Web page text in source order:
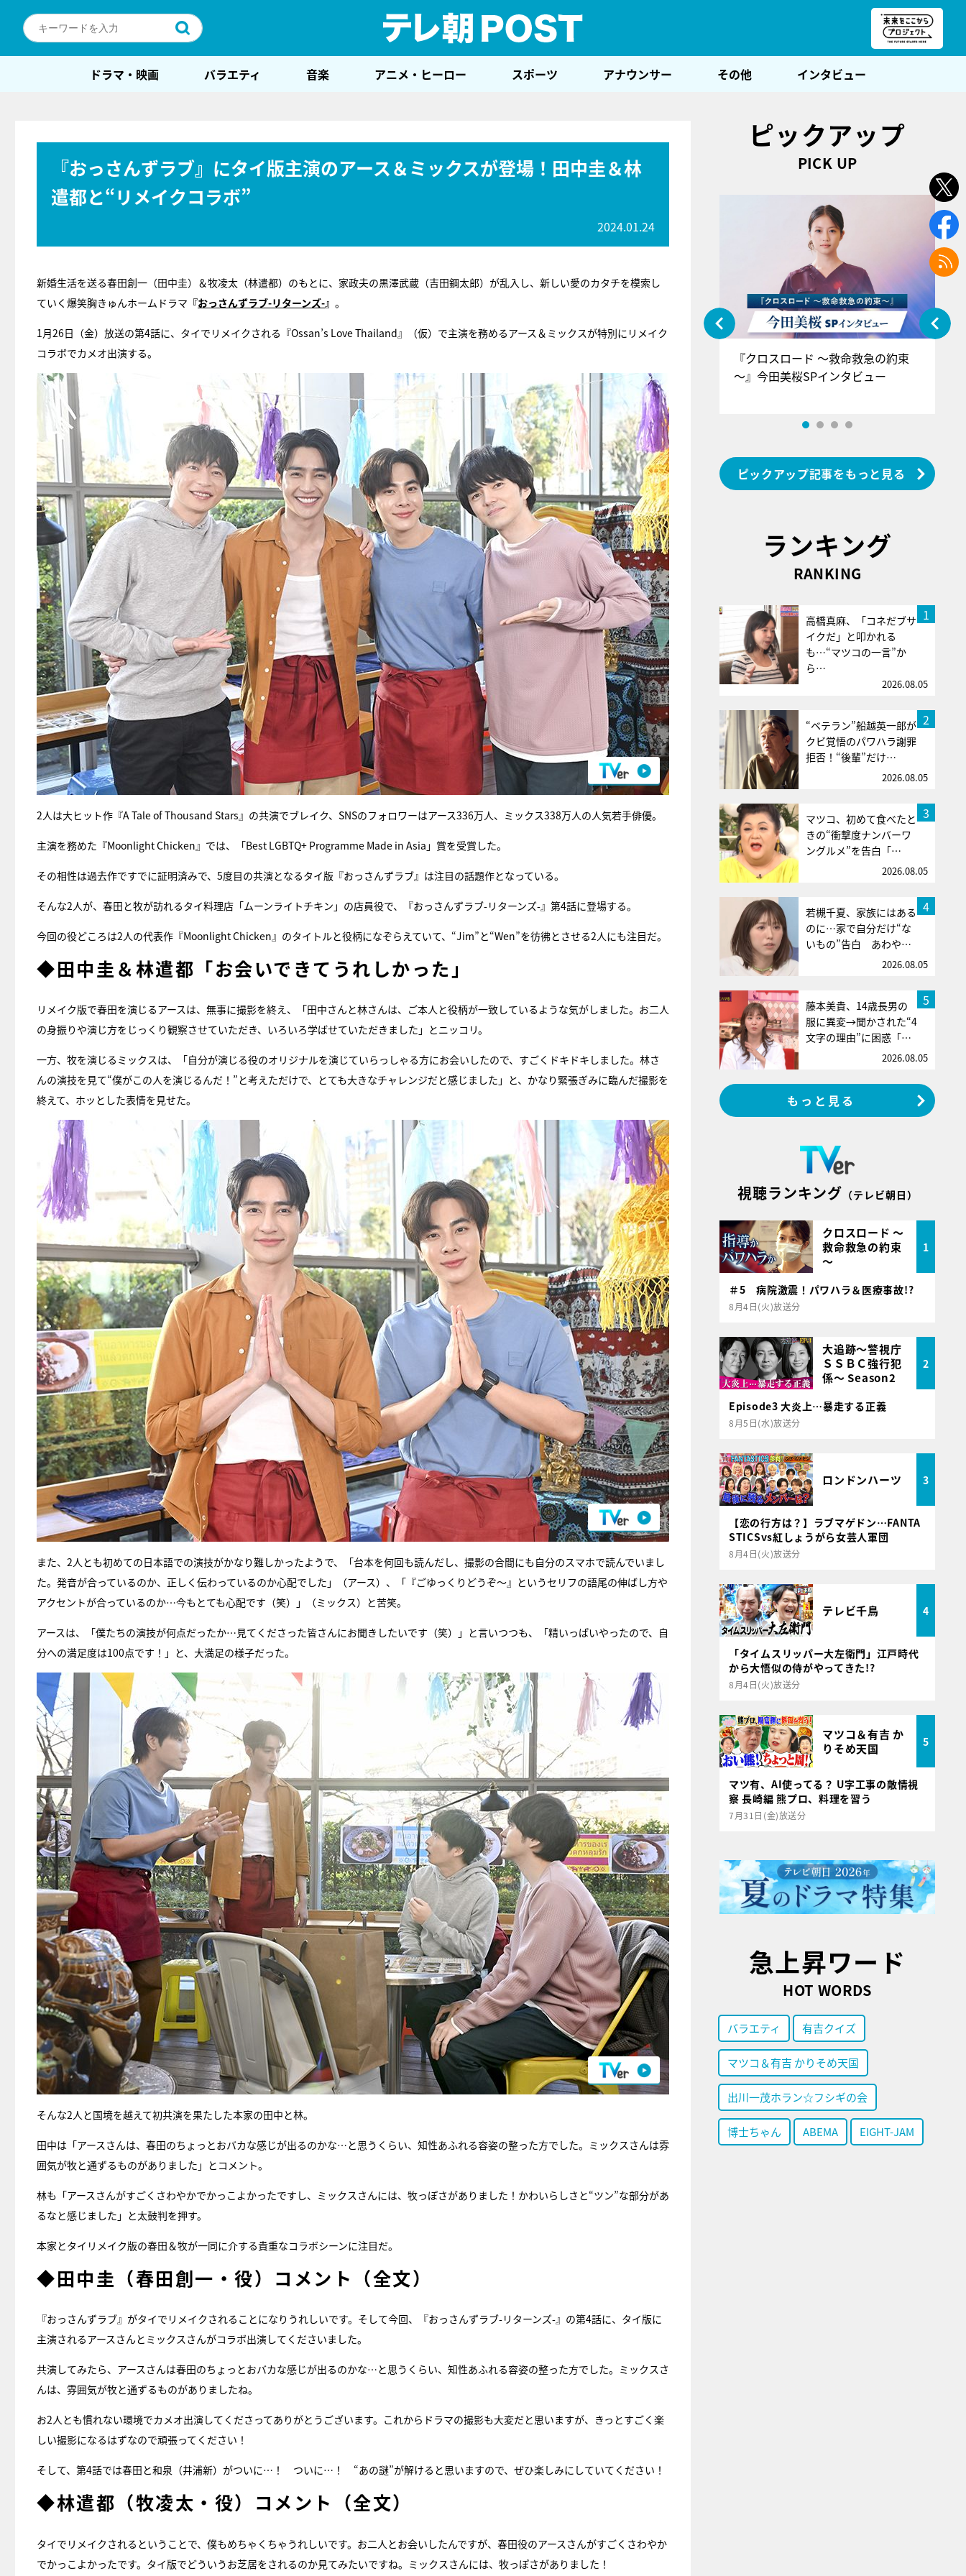
ドラマ・映画 バラエティ 音楽 アニメ・ヒーロー スポーツ アナウンサー その他 インタビュー
『おっさんずラブ』にタイ版主演のアース＆ミックスが登場！田中圭＆林
遣都と“リメイクコラボ”
2024.01.24
新婚生活を送る春田創一（田中圭）＆牧凌太（林遣都）のもとに、家政夫の黒澤武蔵（吉田鋼太郎）が乱入し、新しい愛のカタチを模索し
ていく爆笑胸きゅんホームドラマ 『おっさんずラブ-リターンズ-』 。
1月26日（金）放送の第4話に、タイでリメイクされる『Ossan’s Love Thailand』（仮）で主演を務めるアース＆ミックスが特別にリメイク
コラボでカメオ出演する。
2人は大ヒット作『A Tale of Thousand Stars』の共演でブレイク、SNSのフォロワーはアース336万人、ミックス338万人の人気若手俳優。
主演を務めた『Moonlight Chicken』では、「Best LGBTQ+ Programme Made in Asia」賞を受賞した。
その相性は過去作ですでに証明済みで、5度目の共演となるタイ版『おっさんずラブ』は注目の話題作となっている。
そんな2人が、春田と牧が訪れるタイ料理店「ムーンライトチキン」の店員役で、『おっさんずラブ-リターンズ-』第4話に登場する。
今回の役どころは2人の代表作『Moonlight Chicken』のタイトルと役柄になぞらえていて、“Jim”と“Wen”を彷彿とさせる2人にも注目だ。
◆田中圭＆林遣都「お会いできてうれしかった」
リメイク版で春田を演じるアースは、無事に撮影を終え、「田中さんと林さんは、ご本人と役柄が一致しているような気がしました。お二人
の身振りや演じ方をじっくり観察させていただき、いろいろ学ばせていただきました」とニッコリ。
一方、牧を演じるミックスは、「自分が演じる役のオリジナルを演じていらっしゃる方にお会いしたので、すごくドキドキしました。林さ
んの演技を見て“僕がこの人を演じるんだ！”と考えただけで、とても大きなチャレンジだと感じました」と、かなり緊張ぎみに臨んだ撮影を
終えて、ホッとした表情を見せた。
また、2人とも初めての日本語での演技がかなり難しかったようで、「台本を何回も読んだし、撮影の合間にも自分のスマホで読んでいまし
た。発音が合っているのか、正しく伝わっているのか心配でした」（アース）、「『ごゆっくりどうぞ～』というセリフの語尾の伸ばし方や
アクセントが合っているのか…今もとても心配です（笑）」（ミックス）と苦笑。
アースは、「僕たちの演技が何点だったか…見てくださった皆さんにお聞きしたいです（笑）」と言いつつも、「精いっぱいやったので、自
分への満足度は100点です！」と、大満足の様子だった。
そんな2人と国境を越えて初共演を果たした本家の田中と林。
田中は「アースさんは、春田のちょっとおバカな感じが出るのかな…と思うくらい、知性あふれる容姿の整った方でした。ミックスさんは雰
囲気が牧と通ずるものがありました」とコメント。
林も「アースさんがすごくさわやかでかっこよかったですし、ミックスさんには、牧っぽさがありました！かわいらしさと“ツン”な部分があ
るなと感じました」と太鼓判を押す。
本家とタイリメイク版の春田＆牧が一同に介する貴重なコラボシーンに注目だ。
◆田中圭（春田創一・役）コメント（全文）
『おっさんずラブ』がタイでリメイクされることになりうれしいです。そして今回、『おっさんずラブ-リターンズ-』の第4話に、タイ版に
主演されるアースさんとミックスさんがコラボ出演してくださいました。
共演してみたら、アースさんは春田のちょっとおバカな感じが出るのかな…と思うくらい、知性あふれる容姿の整った方でした。ミックスさ
んは、雰囲気が牧と通ずるものがありましたね。
お2人とも慣れない環境でカメオ出演してくださってありがとうございます。これからドラマの撮影も大変だと思いますが、きっとすごく楽
しい撮影になるはずなので頑張ってください！
そして、第4話では春田と和泉（井浦新）がついに…！ ついに…！ “あの謎”が解けると思いますので、ぜひ楽しみにしていてください！
◆林遣都（牧凌太・役）コメント（全文）
タイでリメイクされるということで、僕もめちゃくちゃうれしいです。お二人とお会いしたんですが、春田役のアースさんがすごくさわやか
でかっこよかったです。タイ版でどういうお芝居をされるのか見てみたいですね。ミックスさんには、牧っぽさがありました！
ピックアップ
PICK UP
E齋藤樹愛羅＆佐々木舞香SPインタ
ビュー
『クロスロード ～救命救急の約束
～』今田美桜SPインタビュー
ピックアップ記事をもっと見る
ランキング
RANKING
1
高橋真麻、「コネだブサ
イクだ」と叩かれる
も…“マツコの一言”か
ら…
2026.08.05
2
“ベテラン”船越英一郎が
クビ覚悟のパワハラ謝罪
拒否！“後輩”だけ…
2026.08.05
3
マツコ、初めて食べたと
きの“衝撃度ナンバーワ
ングルメ”を告白「…
2026.08.05
4
若槻千夏、家族にはある
のに…家で自分だけ“な
いもの”告白 あわや…
2026.08.05
5
藤本美貴、14歳長男の
服に異変→聞かされた“4
文字の理由”に困惑「…
2026.08.05
もっと見る
視聴ランキング （テレビ朝日）
クロスロード ～
救命救急の約束
～
1
＃5 病院激震！パワハラ＆医療事故!?
8月4日(火)放送分
大追跡～警視庁
ＳＳＢＣ強行犯
係～ Season2
2
Episode3 大炎上…暴走する正義
8月5日(水)放送分
ロンドンハーツ 3
【恋の行方は？】ラブマゲドン…FANTA
STICSvs紅しょうがら女芸人軍団
8月4日(火)放送分
テレビ千鳥 4
「タイムスリッパー大左衛門」江戸時代
から大悟似の侍がやってきた!?
8月4日(火)放送分
マツコ＆有吉 か
りそめ天国
5
マツ有、AI使ってる？ U字工事の敵情視
察 長崎編 熊プロ、料理を習う
7月31日(金)放送分
急上昇ワード
HOT WORDS
バラエティ 有吉クイズ
マツコ＆有吉 かりそめ天国
出川一茂ホラン☆フシギの会
博士ちゃん ABEMA EIGHT-JAM